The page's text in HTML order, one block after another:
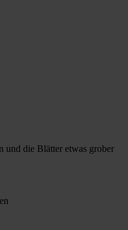
und die Blätter etwas grober